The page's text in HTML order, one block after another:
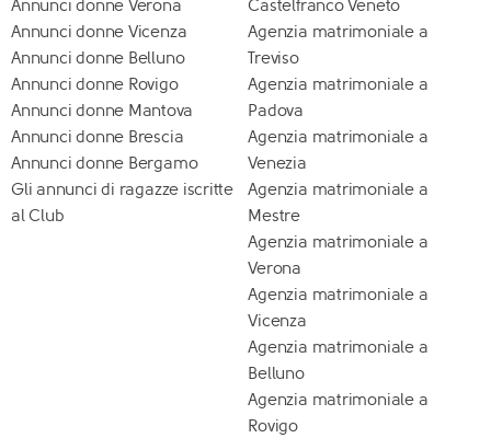
Annunci donne Verona
Annunci donne Vicenza
Annunci donne Belluno
Annunci donne Rovigo
Annunci donne Mantova
Annunci donne Brescia
Annunci donne Bergamo
Gli annunci di ragazze iscritte
al Club
Castelfranco Veneto
Agenzia matrimoniale a
Treviso
Agenzia matrimoniale a
Padova
Agenzia matrimoniale a
Venezia
Agenzia matrimoniale a
Mestre
Agenzia matrimoniale a
Verona
Agenzia matrimoniale a
Vicenza
Agenzia matrimoniale a
Belluno
Agenzia matrimoniale a
Rovigo